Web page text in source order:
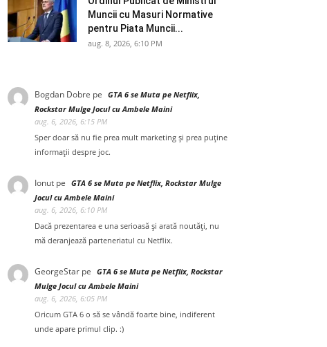
Muncii cu Masuri Normative
pentru Piata Muncii...
aug. 8, 2026, 6:10 PM
Bogdan Dobre pe GTA 6 se Muta pe Netflix,
Rockstar Mulge Jocul cu Ambele Maini
aug. 6, 2026, 6:15 PM
Sper doar să nu fie prea mult marketing și prea puține
informații despre joc.
Ionut pe GTA 6 se Muta pe Netflix, Rockstar Mulge
Jocul cu Ambele Maini
aug. 6, 2026, 6:10 PM
Dacă prezentarea e una serioasă și arată noutăți, nu
mă deranjează parteneriatul cu Netflix.
GeorgeStar pe GTA 6 se Muta pe Netflix, Rockstar
Mulge Jocul cu Ambele Maini
aug. 6, 2026, 6:05 PM
Oricum GTA 6 o să se vândă foarte bine, indiferent
unde apare primul clip. :)